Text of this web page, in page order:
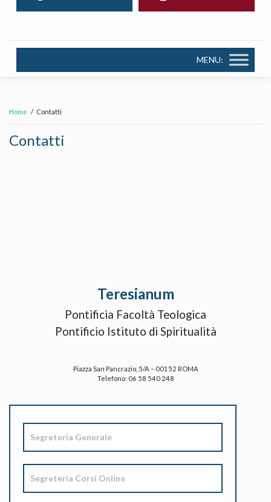
MENU:
Home Contatti
Contatti
Teresianum
Pontificia Facoltà Teologica
Pontificio Istituto di Spiritualità
Piazza San Pancrazio, 5/A – 00152 ROMA
Telefono: 06 58 540 248
Segreteria Generale
Segreteria Corsi Online